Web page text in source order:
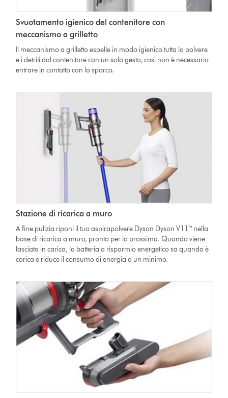
Svuotamento igienico del contenitore con
meccanismo a grilletto
Il meccanismo a grilletto espelle in modo igienico tutta la polvere
e i detriti dal contenitore con un solo gesto, così non è necessario
entrare in contatto con lo sporco.
Stazione di ricarica a muro
A fine pulizia riponi il tuo aspirapolvere Dyson Dyson V11™ nella
base di ricarica a muro, pronto per la prossima. Quando viene
lasciata in carica, la batteria a risparmio energetico sa quando è
carica e riduce il consumo di energia a un minimo.